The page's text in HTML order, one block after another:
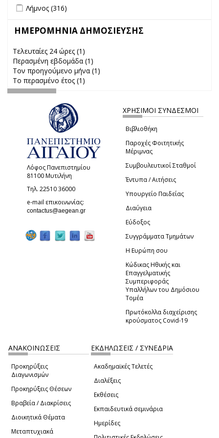
Apply Λήμνος filter
Λήμνος (316)
ΗΜΕΡΟΜΗΝΙΑ ΔΗΜΟΣΙΕΥΣΗΣ
Τελευταίες 24 ώρες (1)
Περασμένη εβδομάδα (1)
Τον προηγούμενο μήνα (1)
Το περασμένο έτος (1)
Λόφος Πανεπιστημίου
81100 Μυτιλήνη
Τηλ. 22510 36000
e-mail επικοινωνίας:
contactus@aegean.gr (link sends e-mail)
ΧΡΗΣΙΜΟΙ ΣΥΝΔΕΣΜΟΙ
Βιβλιοθήκη
Παροχές Φοιτητικής
Μέριμνας
Συμβουλευτικοί Σταθμοί
Έντυπα / Αιτήσεις
Υπουργείο Παιδείας
Διαύγεια
Εύδοξος
Συγγράμματα Τμημάτων
Η Ευρώπη σου
Κώδικας Ηθικής και
Επαγγελματικής
Συμπεριφοράς
Υπαλλήλων του Δημόσιου
Τομέα
Πρωτόκολλα διαχείρισης
κρούσματος Covid-19
ΑΝΑΚΟΙΝΩΣΕΙΣ
Προκηρύξεις
Διαγωνισμών
Προκηρύξεις Θέσεων
Βραβεία / Διακρίσεις
Διοικητικά Θέματα
Μεταπτυχιακά
ΕΚΔΗΛΩΣΕΙΣ / ΣΥΝΕΔΡΙΑ
Ακαδημαϊκές Τελετές
Διαλέξεις
Εκθέσεις
Εκπαιδευτικά σεμινάρια
Ημερίδες